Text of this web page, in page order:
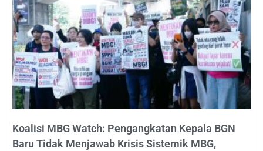
Koalisi MBG Watch: Pengangkatan Kepala BGN
Baru Tidak Menjawab Krisis Sistemik MBG,